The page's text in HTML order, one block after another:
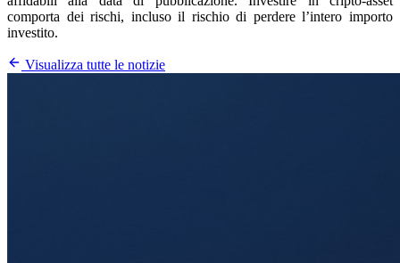
comporta dei rischi, incluso il rischio di perdere l’intero importo
investito.
Visualizza tutte le notizie